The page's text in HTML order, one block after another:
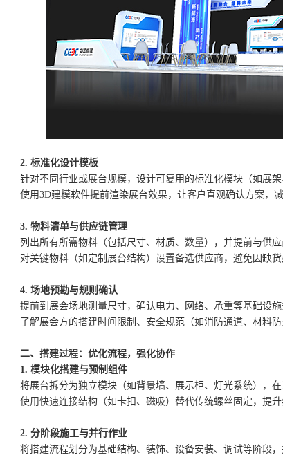
2. 标准化设计模板
针对不同行业或展台规模，设计可复用的标准化模块（如展
使用3D建模软件提前渲染展台效果，让客户直观确认方案，减
3. 物料清单与供应链管理
列出所有所需物料（包括尺寸、材质、数量），并提前与供应
对关键物料（如定制展台结构）设置备选供应商，避免因缺货
4. 场地预勘与规则确认
提前到展会场地测量尺寸，确认电力、网络、承重等基础设施
了解展会方的搭建时间限制、安全规范（如消防通道、材料
二、搭建过程：优化流程，强化协作
1. 模块化搭建与预制组件
将展台拆分为独立模块（如背景墙、展示柜、灯光系统），
使用快速连接结构（如卡扣、磁吸）替代传统螺丝固定，提升
2. 分阶段施工与并行作业
将搭建流程划分为基础结构、装饰、设备安装、调试等阶段，